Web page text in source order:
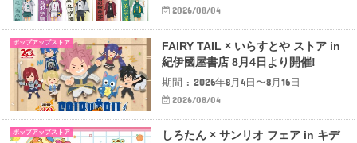
2026/08/04
ポップアップストア
FAIRY TAIL × いらすとや ストア in
紀伊國屋書店 8月4日より開催!
期間 : 2026年8月4日〜8月16日
2026/08/04
ポップアップストア
しろたん × サンリオ フェア in キデ